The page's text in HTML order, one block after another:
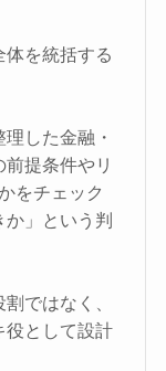
を統括する
した金融・
提条件やリ
をチェック
か」という判
ではなく、
役として設計